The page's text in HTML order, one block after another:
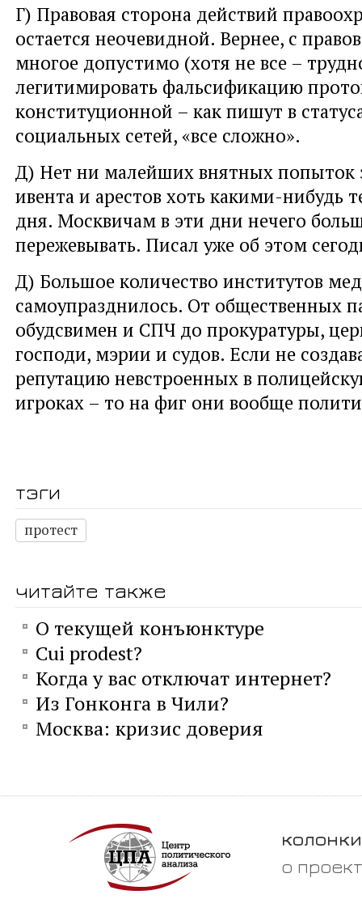
Г) Правовая сторона действий
остается неочевидной. Вернее, с
многое допустимо (хотя не все –
легитимировать фальсификацию
конституционной – как пишут в
социальных сетей, «все сложно».
Д) Нет ни малейших внятных попыток
ивента и арестов хоть какими-нибудь
дня. Москвичам в эти дни нечего
пережевывать. Писал уже об этом
Д) Большое количество институтов
самоупразднилось. От общественных
обудсвимен и СПЧ до прокуратуры,
господи, мэрии и судов. Если не
репутацию невстроенных в
игроках – то на фиг они вообще
тэги
протест
читайте также
О текущей конъюнктуре
Сui prodest?
Когда у вас отключат интернет?
Из Гонконга в Чили?
Москва: кризис доверия
колонки
о